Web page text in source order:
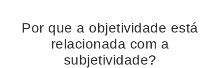
Por que a objetividade está
relacionada com a
subjetividade?